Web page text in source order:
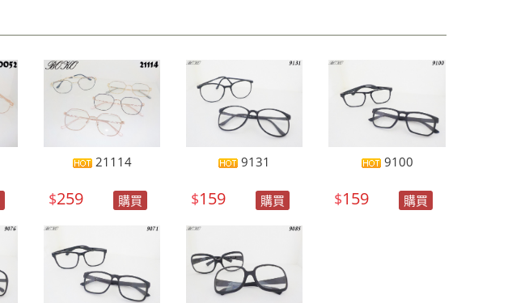
21114
$259 購買
9131
$159 購買
9100
$159 購買